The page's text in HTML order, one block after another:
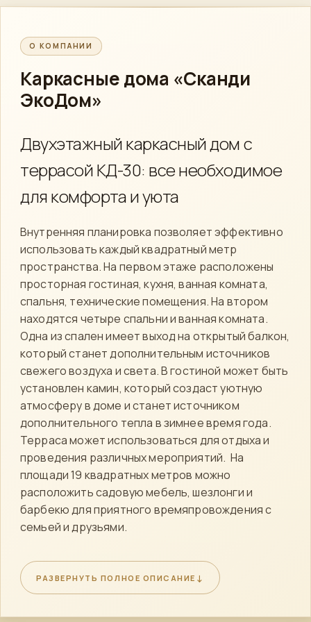
О КОМПАНИИ
Каркасные дома «Сканди
ЭкоДом»
Двухэтажный каркасный дом с
террасой КД-30: все необходимое
для комфорта и уюта
Внутренняя планировка позволяет эффективно
использовать каждый квадратный метр
пространства. На первом этаже расположены
просторная гостиная, кухня, ванная комната,
спальня, технические помещения. На втором
находятся четыре спальни и ванная комната.
Одна из спален имеет выход на открытый балкон,
который станет дополнительным источников
свежего воздуха и света. В гостиной может быть
установлен камин, который создаст уютную
атмосферу в доме и станет источником
дополнительного тепла в зимнее время года.
Терраса может использоваться для отдыха и
проведения различных мероприятий. На
площади 19 квадратных метров можно
расположить садовую мебель, шезлонги и
барбекю для приятного времяпровождения с
семьей и друзьями.
индивидуальной перепланировки и адаптации под нужды
и пожелания будущего владельца и его семьи. Вы
размеры окон и дверей, выбрать материалы отделки по
РАЗВЕРНУТЬ ПОЛНОЕ ОПИСАНИЕ ↓